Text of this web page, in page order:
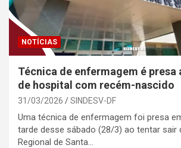
NOTÍCIAS
Técnica de enfermagem é presa
de hospital com recém-nascido
31/03/2026 SINDESV-DF
Uma técnica de enfermagem foi presa
tarde desse sábado (28/3) ao tentar sair
Regional de Santa…